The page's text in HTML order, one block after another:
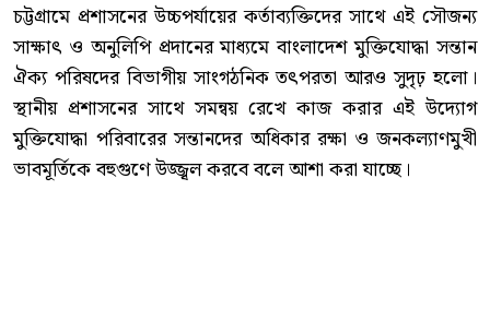
চট্টগ্রামে প্রশাসনের উচ্চপর্যায়ের কর্তাব্যক্তিদের সাথে এই সৌজন্য
সাক্ষাৎ ও অনুলিপি প্রদানের মাধ্যমে বাংলাদেশ মুক্তিযোদ্ধা সন্তান
ঐক্য পরিষদের বিভাগীয় সাংগঠনিক তৎপরতা আরও সুদৃঢ় হলো।
স্থানীয় প্রশাসনের সাথে সমন্বয় রেখে কাজ করার এই উদ্যোগ
মুক্তিযোদ্ধা পরিবারের সন্তানদের অধিকার রক্ষা ও জনকল্যাণমুখী
ভাবমূর্তিকে বহুগুণে উজ্জ্বল করবে বলে আশা করা যাচ্ছে।